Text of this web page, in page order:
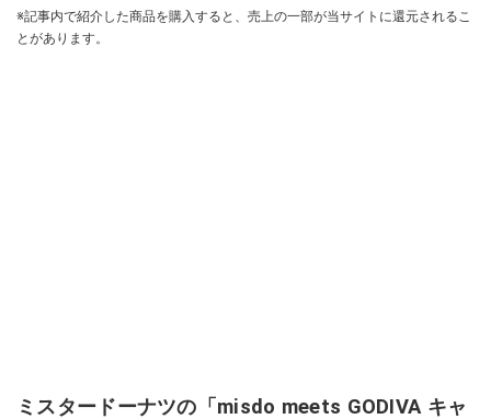
※記事内で紹介した商品を購入すると、売上の一部が当サイトに還元されるこ
とがあります。
ミスタードーナツの「misdo meets GODIVA キャ